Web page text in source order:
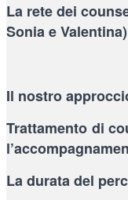
La rete dei
Sonia e
Il nostro
Trattamento di
La durata del